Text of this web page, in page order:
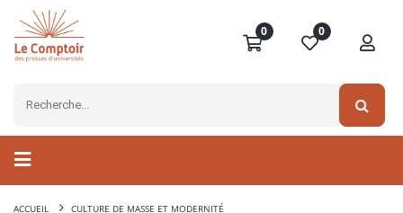
0 0
ACCUEIL CULTURE DE MASSE ET MODERNITÉ